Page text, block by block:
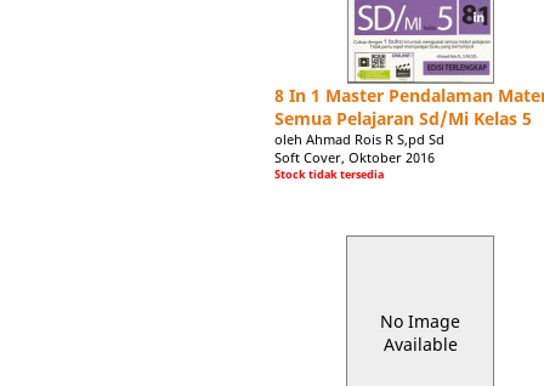
8 In 1 Master Pendalaman
Semua Pelajaran Sd/Mi Kelas 5
oleh Ahmad Rois R S,pd Sd
Soft Cover, Oktober 2016
Stock tidak tersedia
No Image
Available